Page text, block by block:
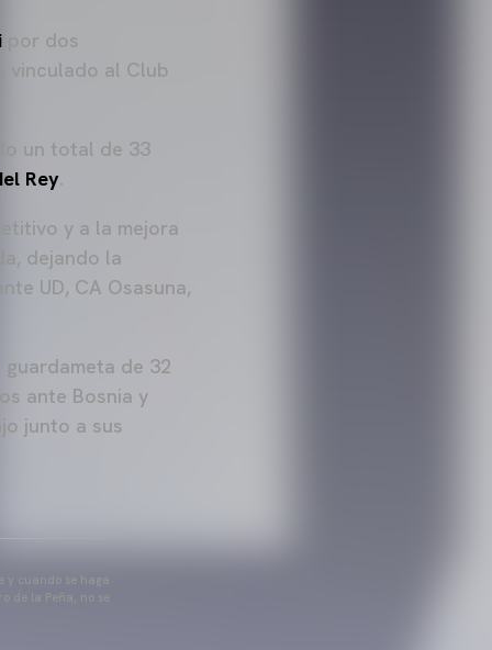
por dos
vinculado al Club
un total de 33
Rey.
y a la mejora
dejando la
UD, CA Osasuna,
de 32
ante Bosnia y
junto a sus
cuando se haga
de la Peña, no se